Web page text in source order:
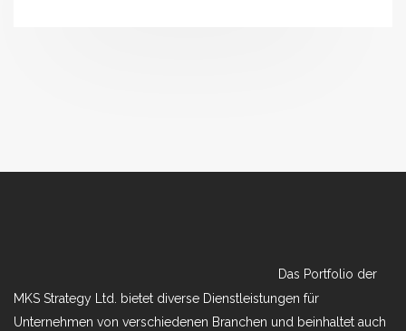
Das Portfolio der
MKS Strategy Ltd. bietet diverse Dienstleistungen für
Unternehmen von verschiedenen Branchen und beinhaltet auch